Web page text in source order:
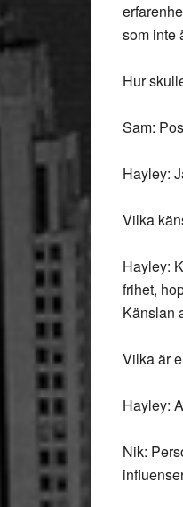
som inte
Hur
Sam:
Hayley:
Vilka
Hayley:
frihet,
Känslan
Vilka är
Hayley:
Nik: